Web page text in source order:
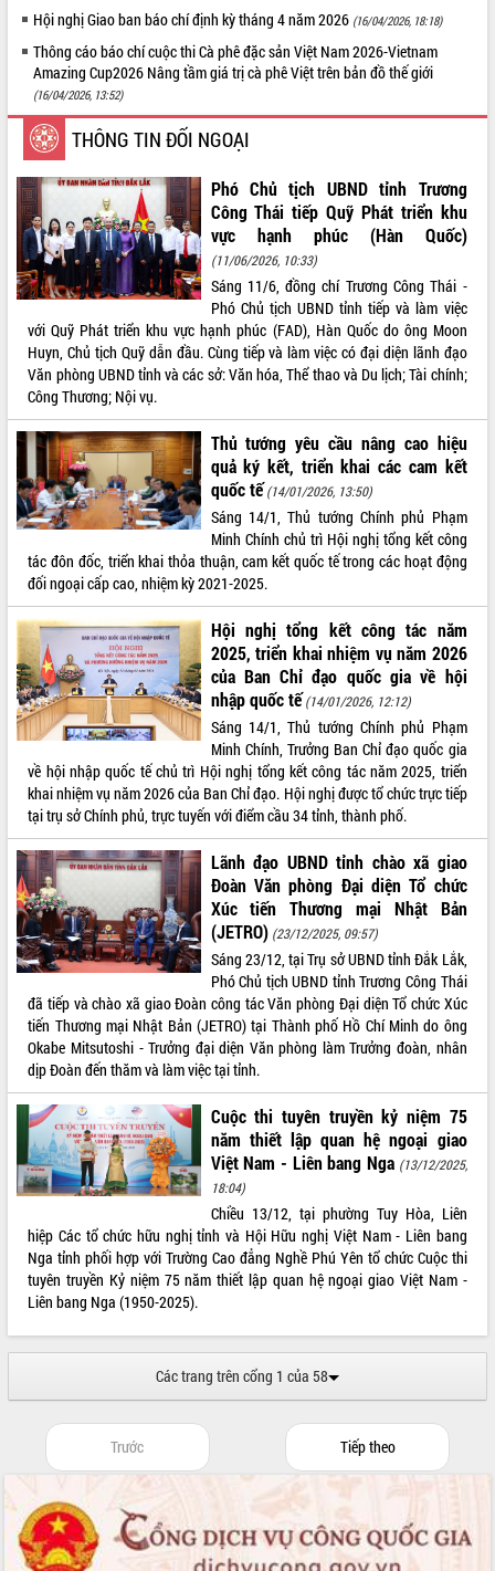
VIDEO
Khám bệnh, cấp phát thuốc miễn phí
và tặng quà người dân xã Cư Pui
Hội nghị UBND tỉnh Đắk Lắk thường kỳ
tháng 7/2026
Lễ truy tặng danh hiệu “Bà Mẹ Việt
Nam Anh hùng” và trao Huân chương
Lao động
UBND tỉnh Đắk Lắk triển khai nhiệm
vụ 6 tháng cuối năm 2026
Kỳ họp thứ Hai, Hội đồng nhân dân
tỉnh khóa XI quyết nghị nhiều nội dung
Bí thư Tỉnh ủy Lương Nguyễn Minh
Triết thăm, tặng quà người có công với
cách mạng
Rà soát, hoàn thiện hệ thống thiết chế
văn hóa, thể thao đáp ứng yêu cầu
phát triển mới
Thường trực HĐND tỉnh Đắk Lắk gặp
mặt Đoàn chuyên gia y tế TP. Hồ Chí
Minh
Lễ truy điệu và an táng hài cốt liệt sĩ
tại Nghĩa trang Liệt sĩ xã Sơn Hòa
Bàn giải pháp tháo gỡ khó khăn trong
xuất khẩu sầu riêng và triển khai quy
định EUDR
Thứ trưởng Bộ Nông nghiệp và Môi
trường Nguyễn Hoàng Hiệp khảo sát
vùng trồng và doanh nghiệp đóng gói
sầu riêng tại Đắk Lắk
Trình diễn nghệ thuật chế biến các
món ăn từ sầu riêng
Đắk Lắk công bố Quy hoạch và xúc
tiến đầu tư tỉnh
Ngành cá ngừ Đắk Lắk chủ động thích
ứng để giữ vững thị trường xuất khẩu
Diễn đàn Kinh tế tư nhân Việt Nam đột
phá cơ chế - Hợp tác công tư
Đề án 06 tạo bước ngoặt đột phá trong
cải cách hành chính tỉnh Đắk Lắk
Kết nối tour, đẩy mạnh chuyển đổi số
Khởi động Dự án Đầu tư xây dựng hạ
tầng kỹ thuật Cụm công nghiệp Tân
Tiến
Gặp mặt các cơ quan báo chí nhân Kỷ
niệm 101 năm Ngày Báo chí Cách
mạng Việt Nam
Đắk Lắk sơ kết 4 năm triển khai thực
hiện Đề án 06 của Chính phủ
Họp báo thông tin về Hội nghị Công bố
ALBUM ẢNH
LIÊN KẾT WEB
THỐNG KÊ TRUY CẬP
Hôm nay: 26569
Tất cả: 66071892
Hội nghị Giao ban báo chí định kỳ tháng 4 năm 2026 (16/04/2026, 18:18)
Thông cáo báo chí cuộc thi Cà phê đặc sản Việt Nam 2026-Vietnam
Amazing Cup2026 Nâng tầm giá trị cà phê Việt trên bản đồ thế giới
(16/04/2026, 13:52)
THÔNG TIN ĐỐI NGOẠI
Phó Chủ tịch UBND tỉnh Trương
Công Thái tiếp Quỹ Phát triển khu
vực hạnh phúc (Hàn Quốc)
(11/06/2026, 10:33)
Sáng 11/6, đồng chí Trương Công Thái -
Phó Chủ tịch UBND tỉnh tiếp và làm việc
với Quỹ Phát triển khu vực hạnh phúc (FAD), Hàn Quốc do ông Moon
Huyn, Chủ tịch Quỹ dẫn đầu. Cùng tiếp và làm việc có đại diện lãnh đạo
Văn phòng UBND tỉnh và các sở: Văn hóa, Thể thao và Du lịch; Tài chính;
Công Thương; Nội vụ.
Thủ tướng yêu cầu nâng cao hiệu
quả ký kết, triển khai các cam kết
quốc tế (14/01/2026, 13:50)
Sáng 14/1, Thủ tướng Chính phủ Phạm
Minh Chính chủ trì Hội nghị tổng kết công
tác đôn đốc, triển khai thỏa thuận, cam kết quốc tế trong các hoạt động
đối ngoại cấp cao, nhiệm kỳ 2021-2025.
Hội nghị tổng kết công tác năm
2025, triển khai nhiệm vụ năm 2026
của Ban Chỉ đạo quốc gia về hội
nhập quốc tế (14/01/2026, 12:12)
Sáng 14/1, Thủ tướng Chính phủ Phạm
Minh Chính, Trưởng Ban Chỉ đạo quốc gia
về hội nhập quốc tế chủ trì Hội nghị tổng kết công tác năm 2025, triển
khai nhiệm vụ năm 2026 của Ban Chỉ đạo. Hội nghị được tổ chức trực tiếp
tại trụ sở Chính phủ, trực tuyến với điểm cầu 34 tỉnh, thành phố.
Lãnh đạo UBND tỉnh chào xã giao
Đoàn Văn phòng Đại diện Tổ chức
Xúc tiến Thương mại Nhật Bản
(JETRO) (23/12/2025, 09:57)
Sáng 23/12, tại Trụ sở UBND tỉnh Đắk Lắk,
Phó Chủ tịch UBND tỉnh Trương Công Thái
đã tiếp và chào xã giao Đoàn công tác Văn phòng Đại diện Tổ chức Xúc
tiến Thương mại Nhật Bản (JETRO) tại Thành phố Hồ Chí Minh do ông
Okabe Mitsutoshi - Trưởng đại diện Văn phòng làm Trưởng đoàn, nhân
dịp Đoàn đến thăm và làm việc tại tỉnh.
Cuộc thi tuyên truyền kỷ niệm 75
năm thiết lập quan hệ ngoại giao
Việt Nam - Liên bang Nga (13/12/2025,
18:04)
Chiều 13/12, tại phường Tuy Hòa, Liên
hiệp Các tổ chức hữu nghị tỉnh và Hội Hữu nghị Việt Nam - Liên bang
Nga tỉnh phối hợp với Trường Cao đẳng Nghề Phú Yên tổ chức Cuộc thi
tuyên truyền Kỷ niệm 75 năm thiết lập quan hệ ngoại giao Việt Nam -
Liên bang Nga (1950-2025).
Các trang trên cổng 1 của 58
Trước Tiếp theo